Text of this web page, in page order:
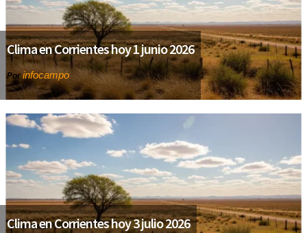
Clima en Corrientes hoy 1 junio 2026
Porinfocampo
Clima en Corrientes hoy 3 julio 2026